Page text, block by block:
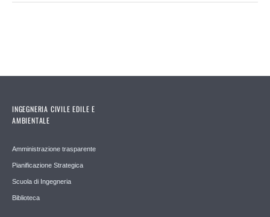
INGEGNERIA CIVILE EDILE E
AMBIENTALE
Amministrazione trasparente
Pianificazione Strategica
Scuola di Ingegneria
Biblioteca